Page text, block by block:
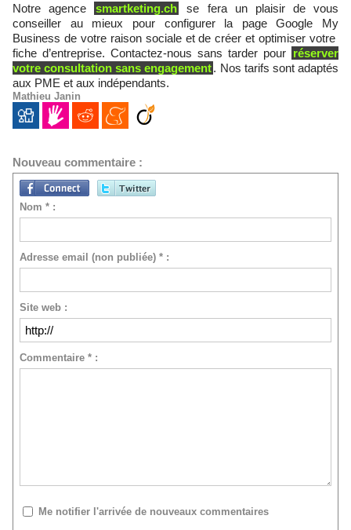
Notre agence smartketing.ch
se fera un plaisir de vous
conseiller au mieux pour configurer la page Google My
Business de votre raison sociale et de créer et optimiser votre
fiche d’entreprise. Contactez-nous sans tarder pour réserver
votre consultation sans engagement. Nos tarifs sont adaptés
aux PME et aux indépendants.
Mathieu Janin
Nouveau commentaire :
Nom * :
Adresse email (non publiée) * :
Site web :
Commentaire * :
Me notifier l'arrivée de nouveaux commentaires